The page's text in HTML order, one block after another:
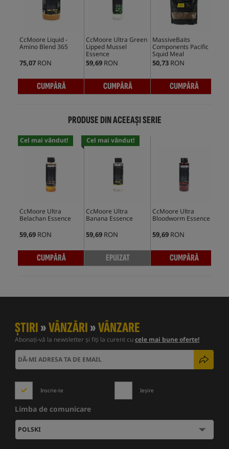
CcMoore Liquid -
Amino Blend 365
75,07 RON
CUMPĂRĂ
CcMoore Ultra Green
Lipped Mussel
Essence
59,69 RON
CUMPĂRĂ
MassiveBaits
Components Pacific
Squid Meal
50,73 RON
CUMPĂRĂ
PRODUSE DIN ACEEAȘI SERIE
Cel mai vândut!
CcMoore Ultra
Belachan Essence
59,69 RON
CUMPĂRĂ
Cel mai vândut!
CcMoore Ultra
Banana Essence
59,69 RON
EPUIZAT
CcMoore Ultra
Bloodworm Essence
59,69 RON
CUMPĂRĂ
ȘTIRI»VÂNZĂRI»VÂNZARE
Abonați-vă la newsletter și fiți la curent cucele mai bune oferte!
Inscrie-te Ieșire
Limba de comunicare